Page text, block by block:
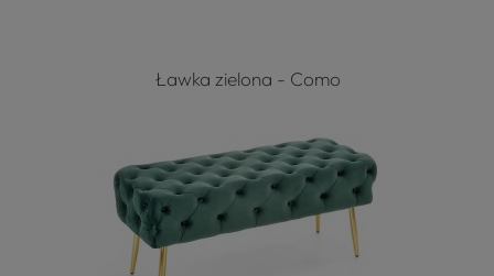
Ławka zielona - Como